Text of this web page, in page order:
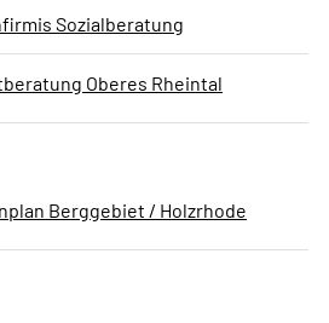
Sozialberatung
Oberes Rheintal
Berggebiet / Holzrhode